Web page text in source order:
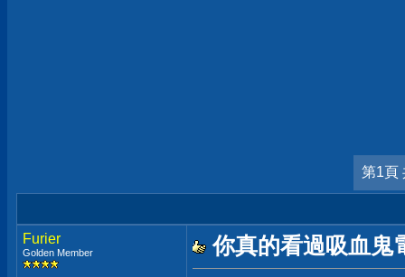
第1頁
Furier
Golden Member 你真的看過吸血鬼